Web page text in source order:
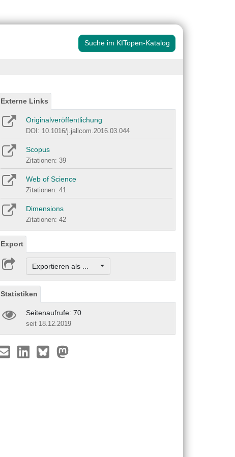
Suche im KITopen-Katalog
Externe Links
Originalveröffentlichung
DOI: 10.1016/j.jallcom.2016.03.044
Scopus
Zitationen: 39
Web of Science
Zitationen: 41
Dimensions
Zitationen: 42
Export
Exportieren als ...
Statistiken
Seitenaufrufe: 70
seit 18.12.2019